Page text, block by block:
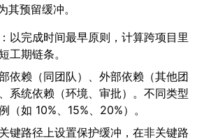
其预留缓冲。
以完成时间最早原则，计算跨项目里
工期链条。
依赖（同团队）、外部依赖（其他团
系统依赖（环境、审批）。不同类型
（如 10%、15%、20%）。
键路径上设置保护缓冲，在非关键路